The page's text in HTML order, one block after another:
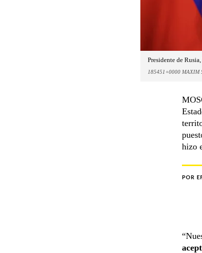
Presidente de
185451+0000 MAXIM
hizo
POR